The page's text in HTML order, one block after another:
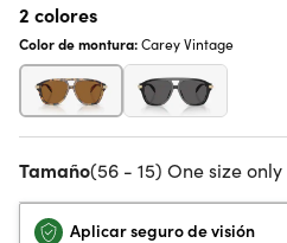
2 colores
Color de montura:Carey Vintage
Tamaño(56 - 15) One size only
Aplicar seguro de visión